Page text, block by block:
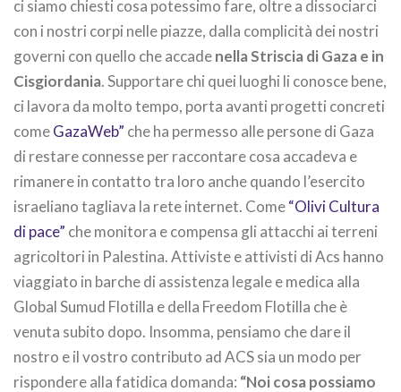
ci siamo chiesti cosa potessimo fare, oltre a dissociarci
con i nostri corpi nelle piazze, dalla complicità dei nostri
governi con quello che accadenella Striscia di Gaza e in
Cisgiordania. Supportare chi quei luoghi li conosce bene,
ci lavora da molto tempo, porta avanti progetti concreti
comeGazaWeb” che ha permesso alle persone di Gaza
di restare connesse per raccontare cosa accadeva e
rimanere in contatto tra loro anche quando l’esercito
israeliano tagliava la rete internet. Come“Olivi Cultura
di pace” che monitora e compensa gli attacchi ai terreni
agricoltori in Palestina. Attiviste e attivisti di Acs hanno
viaggiato in barche di assistenza legale e medica alla
Global Sumud Flotilla e della Freedom Flotilla che è
venuta subito dopo. Insomma, pensiamo che dare il
nostro e il vostro contributo ad ACS sia un modo per
rispondere alla fatidica domanda: “Noi cosa possiamo